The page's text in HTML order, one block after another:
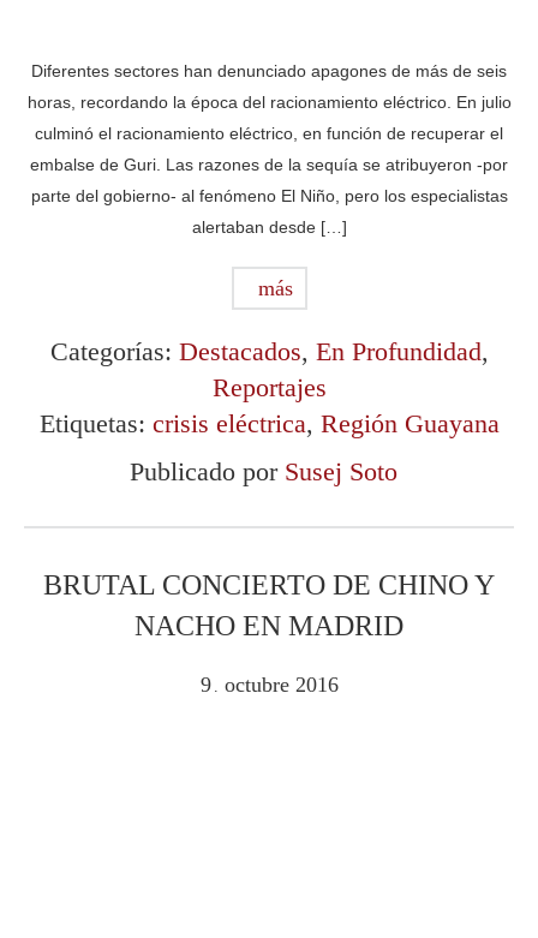
Diferentes sectores han denunciado apagones de más de seis
horas, recordando la época del racionamiento eléctrico. En julio
culminó el racionamiento eléctrico, en función de recuperar el
embalse de Guri. Las razones de la sequía se atribuyeron -por
parte del gobierno- al fenómeno El Niño, pero los especialistas
alertaban desde […]
más
Categorías: Destacados, En Profundidad,
Reportajes
Etiquetas: crisis eléctrica, Región Guayana
Publicado por Susej Soto
BRUTAL CONCIERTO DE CHINO Y
NACHO EN MADRID
9 . octubre 2016